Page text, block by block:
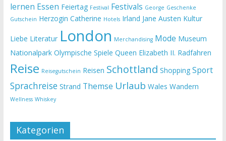
lernen Essen Feiertag Festival Festivals George Geschenke
Gutschein Herzogin Catherine Hotels Irland Jane Austen Kultur
Liebe Literatur London Merchandising Mode Museum
Nationalpark Olympische Spiele Queen Elizabeth II. Radfahren
Reise Reisegutschein Reisen Schottland Shopping Sport
Sprachreise Strand Themse Urlaub Wales Wandern
Wellness Whiskey
Kategorien